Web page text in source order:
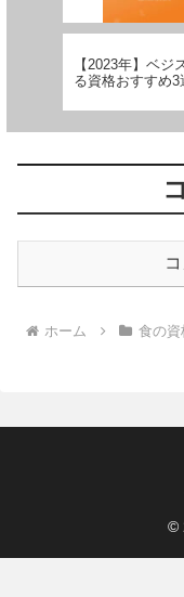
【2023年】ベジ
る資格おすすめ3
ホーム 食の資
©